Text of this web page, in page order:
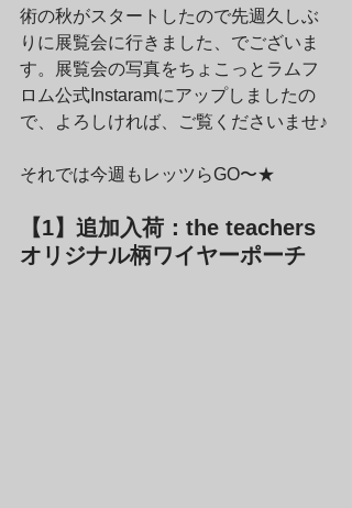
術の秋がスタートしたので先週久しぶ
りに展覧会に行きました、でございま
す。展覧会の写真をちょこっとラムフ
ロム公式Instaramにアップしましたの
で、よろしければ、ご覧くださいませ♪
それでは今週もレッツらGO〜★
【1】追加入荷：the teachers
オリジナル柄ワイヤーポーチ